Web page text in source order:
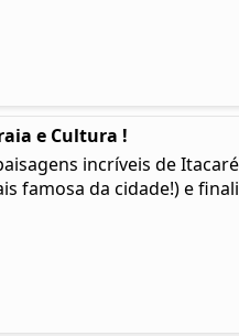
e Cultura !
incríveis de
famosa da cidade!) e